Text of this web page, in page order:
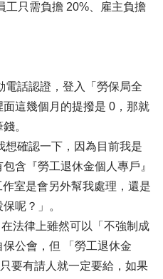
工只需負擔 20%、雇主負擔
電話認證，登入「勞保局全
這幾個月的提撥是 0，那就
。
想確認一下，因為目前我是
含『勞工退休金個人專戶』
室是會另外幫我處理，還是
呢？」。
法律上雖然可以「不強制成
公會，但 「勞工退休金
要有請人就一定要給，如果